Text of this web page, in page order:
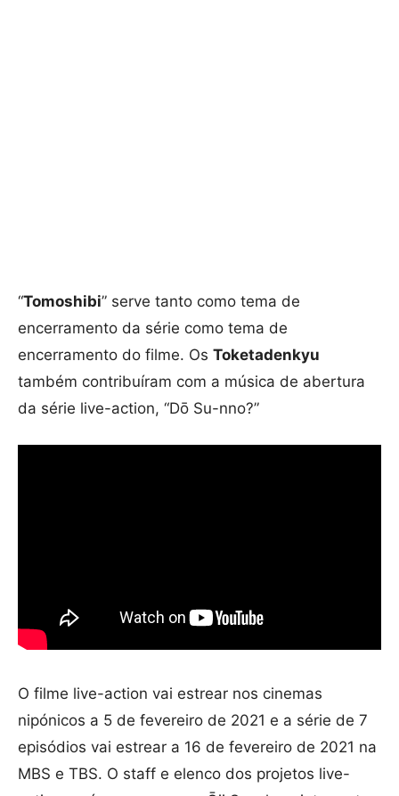
“Tomoshibi” serve tanto como tema de
encerramento da série como tema de
encerramento do filme. Os Toketadenkyu
também contribuíram com a música de abertura
da série live-action, “Dō Su-nno?”
O filme live-action vai estrear nos cinemas
nipónicos a 5 de fevereiro de 2021 e a série de 7
episódios vai estrear a 16 de fevereiro de 2021 na
MBS e TBS. O staff e elenco dos projetos live-